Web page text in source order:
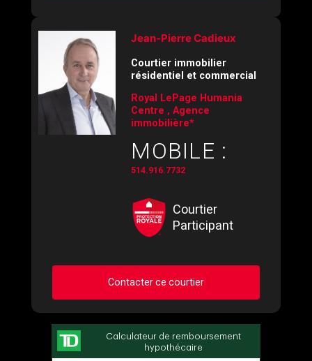
Jean-Pierre Cadieux
Courtier immobilier
résidentiel et commercial
Royal LePage Humania
Centre , Agence
immobilière*
MOBILE :
514.916.7732
Courtier
Participant
Contacter ce courtier
Demander des infos sur cette inscription
Prénom